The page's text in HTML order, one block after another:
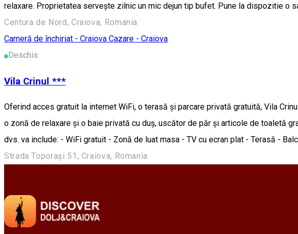
relaxare. Proprietatea serveşte zilnic un mic dejun tip bufet. Pune la dispozitie o
Centura de Nord, Craiova, Romania
Cameră de închiriat - Craiova Cazare - Craiova
Deschis
Vila Crinul ***
Oferind acces gratuit la internet WiFi, o terasă şi parcare privată gratuită, Vila
o zonă de relaxare şi o baie privată cu duş, uscător de păr şi articole de toaletă
dvs. va include: - WiFi gratuit - Zonă de luat masa - TV cu ecran plat - Terasă -
Strada Toporași 51, Craiova, Romania